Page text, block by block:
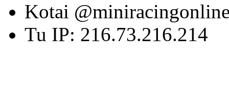
Kotai
Tu IP: 216.73.216.214